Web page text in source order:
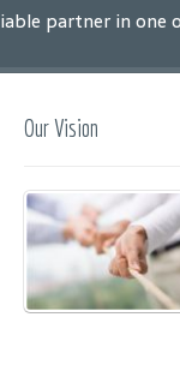
partner in one
Our Vision